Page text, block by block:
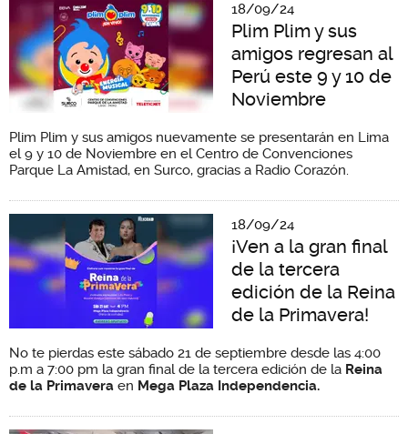
18/09/24
Plim Plim y sus
amigos regresan al
Perú este 9 y 10 de
Noviembre
Plim Plim y sus amigos nuevamente se presentarán en Lima
el 9 y 10 de Noviembre en el Centro de Convenciones
Parque La Amistad, en Surco, gracias a Radio Corazón.
18/09/24
¡Ven a la gran final
de la tercera
edición de la Reina
de la Primavera!
No te pierdas este sábado 21 de septiembre desde las 4:00
p.m a 7:00 pm la gran final de la tercera edición de la Reina
de la Primavera en Mega Plaza Independencia.